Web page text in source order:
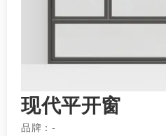
现代平开窗
品牌： -